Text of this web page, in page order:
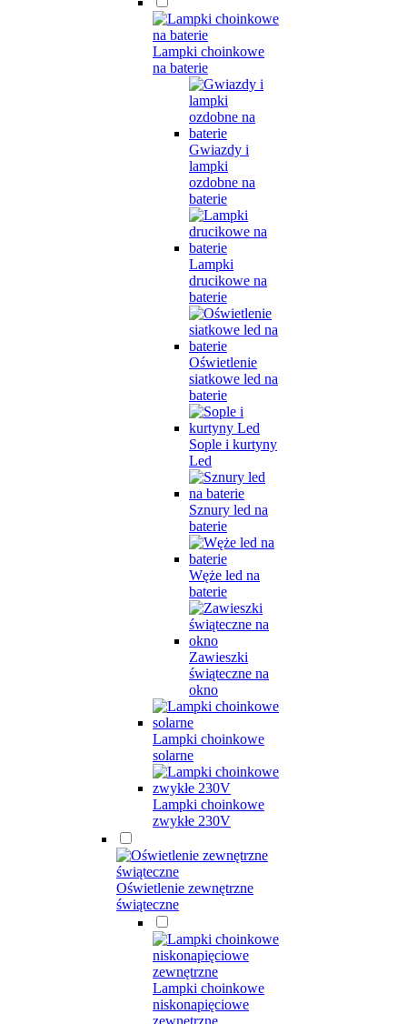
Lampki choinkowe
na baterie
Gwiazdy i
lampki
ozdobne na
baterie
Lampki
drucikowe na
baterie
Oświetlenie
siatkowe led na
baterie
Sople i kurtyny
Led
Sznury led na
baterie
Węże led na
baterie
Zawieszki
świąteczne na
okno
Lampki choinkowe
solarne
Lampki choinkowe
zwykłe 230V
Oświetlenie zewnętrzne
świąteczne
Lampki choinkowe
niskonapięciowe
zewnętrzne